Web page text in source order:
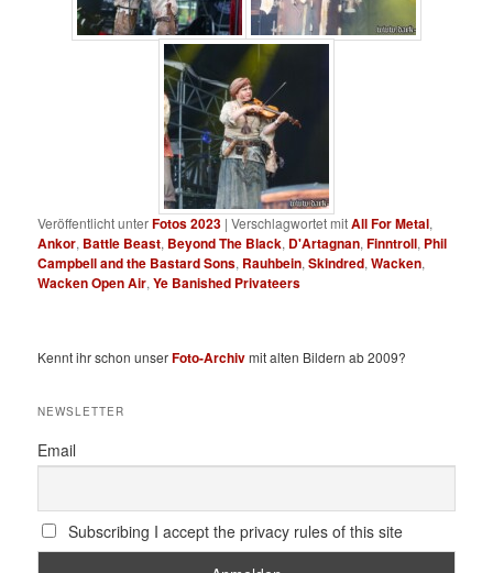
Veröffentlicht unterFotos 2023 |Verschlagwortet mitAll For Metal,
Ankor, Battle Beast, Beyond The Black, D'Artagnan,Finntroll, Phil
Campbell and the Bastard Sons, Rauhbein,Skindred,Wacken,
Wacken Open Air,Ye Banished Privateers
Kennt ihr schon unserFoto-Archivmit alten Bildern ab 2009?
NEWSLETTER
Email
Subscribing I accept the privacy rules of this site